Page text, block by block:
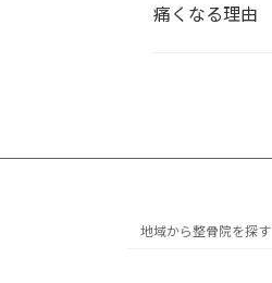
痛くなる理由
地域から整骨院を探す